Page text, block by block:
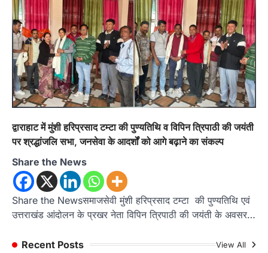
द्वाराहाट में मुंशी हरिप्रसाद टम्टा की पुण्यतिथि व विपिन त्रिपाठी की जयंती
पर श्रद्धांजलि सभा, जनसेवा के आदर्शों को आगे बढ़ाने का संकल्प
Share the News
Share the Newsसमाजसेवी मुंशी हरिप्रसाद टम्टा की पुण्यतिथि एवं
उत्तराखंड आंदोलन के प्रखर नेता विपिन त्रिपाठी की जयंती के अवसर…
Recent Posts View All
3
ऑफिस में धरने पर बैठे गोदियाल और…
4
अल्मोड़ा उत्तराखण्ड कुमाऊं ख़बरें धार्मिक
मानिला देवी मंदिर में श्रीमद्भागवत कथा के चतुर्थ
दिवस धूमधाम से मनाया गया श्रीकृष्ण जन्मोत्सव,
राज्य मंत्री कैलाश पंत ने किया कथा श्रवण
Admin August 6, 2026
रानीखेत। मानिला देवी मंदिर, कमराड़/विनायक क्षेत्र में
अल्मोड़ा उत्तराखण्ड ख़बरें
याग्यिका कुंद्रा ने लहराया परचम, अंडर-14 वर्ग
में हासिल किया प्रथम स्थान
Admin August 8, 2026
रानीखेत। आर्मी पब्लिक स्कूल रानीखेत की प्रतिभाशाली